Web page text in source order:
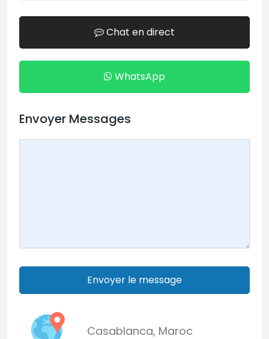
Chat en direct
WhatsApp
Envoyer Messages
Envoyer le message
Casablanca, Maroc